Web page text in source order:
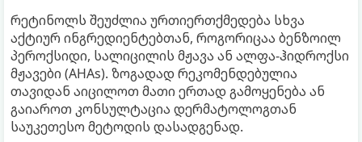
რეტინოლს შეუძლია ურთიერთქმედება სხვა
აქტიურ ინგრედიენტებთან, როგორიცაა ბენზოილ
პეროქსიდი, სალიცილის მჟავა ან ალფა-ჰიდროქსი
მჟავები (AHAs). ზოგადად რეკომენდებულია
თავიდან აიცილოთ მათი ერთად გამოყენება ან
გაიაროთ კონსულტაცია დერმატოლოგთან
საუკეთესო მეტოდის დასადგენად.